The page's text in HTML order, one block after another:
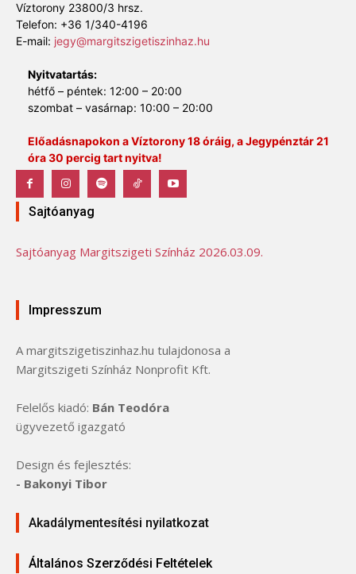
Víztorony 23800/3 hrsz.
Telefon: +36 1/340-4196
E-mail: jegy@margitszigetiszinhaz.hu
Nyitvatartás:
hétfő – péntek: 12:00 – 20:00
szombat – vasárnap: 10:00 – 20:00
Előadásnapokon a Víztorony 18 óráig, a Jegypénztár 21
óra 30 percig tart nyitva!
Sajtóanyag
Sajtóanyag Margitszigeti Színház 2026.03.09.
Impresszum
A margitszigetiszinhaz.hu tulajdonosa a
Margitszigeti Színház Nonprofit Kft.
Felelős kiadó: Bán Teodóra
ügyvezető igazgató
Design és fejlesztés:
- Bakonyi Tibor
Akadálymentesítési nyilatkozat
Általános Szerződési Feltételek